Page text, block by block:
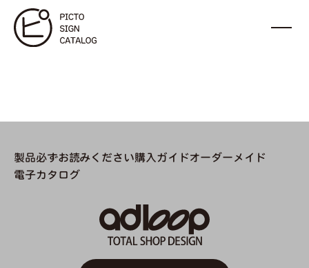
製品必ずお読みください購入ガイドオーダーメイド
電子カタログ